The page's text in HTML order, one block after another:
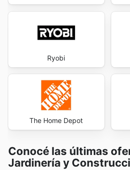
Ryobi
The Home Depot
Conocé las últimas
Jardinería y